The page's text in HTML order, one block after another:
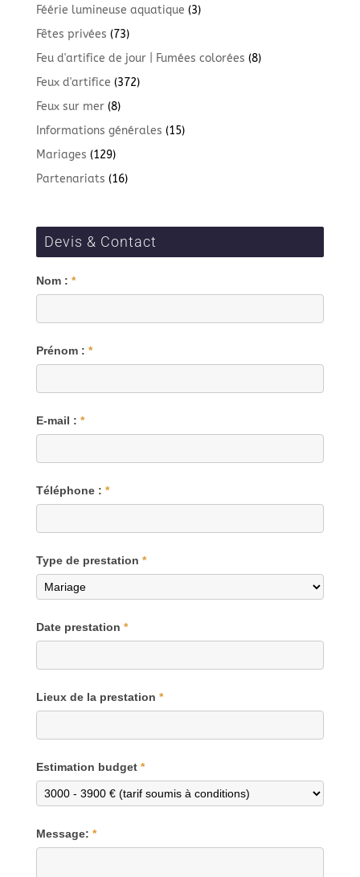
Féérie lumineuse aquatique (3)
Fêtes privées (73)
Feu d'artifice de jour | Fumées colorées (8)
Feux d'artifice (372)
Feux sur mer(8)
Informations générales (15)
Mariages (129)
Partenariats (16)
Devis & Contact
Blog
Nom : *
Prénom : *
E-mail : *
Téléphone : *
Type de prestation *
Date prestation *
Lieux de la prestation *
Estimation budget *
Message: *